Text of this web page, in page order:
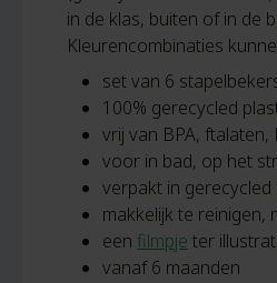
in de klas, buiten of in de
Kleurencombinaties
set van 6
100% gerecycled
vrij van BPA, ftalaten,
voor in bad, op het
verpakt in
makkelijk te reinigen,
een filmpje ter
vanaf 6 maanden